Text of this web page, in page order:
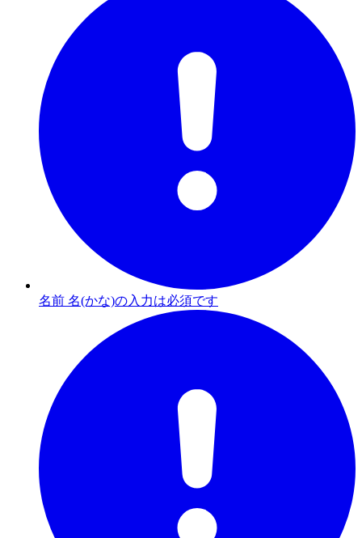
名前 名(かな)の入力は必須です